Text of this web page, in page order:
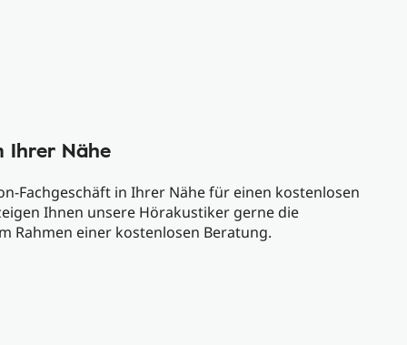
Ihrer Nähe
Fachgeschäft in Ihrer Nähe für einen kostenlosen
Ihnen unsere Hörakustiker gerne die
Rahmen einer kostenlosen Beratung.